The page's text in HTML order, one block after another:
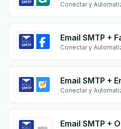
Conectar y
Conectar y
Conectar y
Email SMTP +